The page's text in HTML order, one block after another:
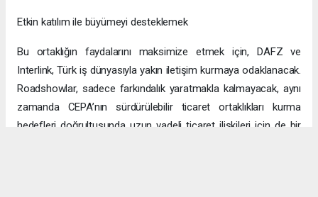
Etkin katılım ile büyümeyi desteklemek
Bu ortaklığın faydalarını maksimize etmek için, DAFZ ve
Interlink, Türk iş dünyasıyla yakın iletişim kurmaya odaklanacak.
Roadshowlar, sadece farkındalık yaratmakla kalmayacak, aynı
zamanda CEPA’nın sürdürülebilir ticaret ortaklıkları kurma
hedefleri doğrultusunda uzun vadeli ticaret ilişkileri için de bir